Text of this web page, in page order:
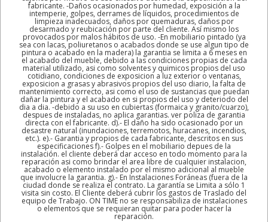
fabricante. -Daños ocasionados por humedad, exposición a la
intemperie, golpes, derrames de líquidos, procedimientos de
limpieza inadecuados, daños por quemaduras, daños por
desarmado y reubicación por parte del cliente. Así mismo los
provocados por malos hábitos de uso. -En mobiliario pintado (ya
sea con lacas, poliuretanos o acabados donde se use algun tipo de
pintura o acabado en la madera) la garantia se limita a 6 meses en
el acabado del mueble, debido a las condiciones propias de cada
material utilizado, asi como solventes y quimicos propios del uso
cotidiano, condiciones de exposicion a luz exterior o ventanas,
exposicion a grasas y abrasivos propios del uso diario, la falta de
mantenimiento correcto, asi como el uso de sustancias que puedan
dañar la pintura y el acabado en si propios del uso y deteriodo del
dia a dia. -debido a su uso en cubiertas (formaica y granito/cuarzo),
despues de instaladas, no aplica garantias. ver poliza de garantia
directa con el fabricante. d).- El daño ha sido ocasionado por un
desastre natural (inundaciones, terremotos, huracanes, incendios,
etc.). e).- Garantia y propios de cada fabricante, descritos en sus
especificaciones f).- Golpes en el mobiliario depues de la
instalación. el cliente deberá dar acceso en todo momento para la
reparación asi como brindar el area libre de cualquier instalacion,
acabado o elemento instalado por el mismo adicional al mueble
que involucre la garantia. g).- En Instalaciones Foráneas (fuera de la
ciudad donde se realiza el contrato. La garantía se Limita a sólo 1
visita sin costo. El Cliente deberá cubrir los gastos de Traslado del
equipo de Trabajo. ON TIME no se responsabiliza de instalaciones
o elementos que se requieran quitar para poder hacer la
reparación.